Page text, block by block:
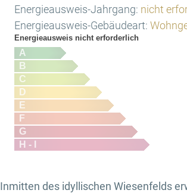
Energieausweis-Jahrgang: nicht
Energieausweis-Gebäudeart:
Energieausweis nicht erforderlich
A
B
C
D
E
F
G
H - I
Inmitten des idyllischen Wiesenfelds